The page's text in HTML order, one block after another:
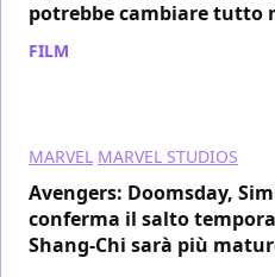
potrebbe cambiare tutto
FILM
MARVEL MARVEL STUDIOS
Avengers: Doomsday,
conferma il salto
Shang-Chi sarà più